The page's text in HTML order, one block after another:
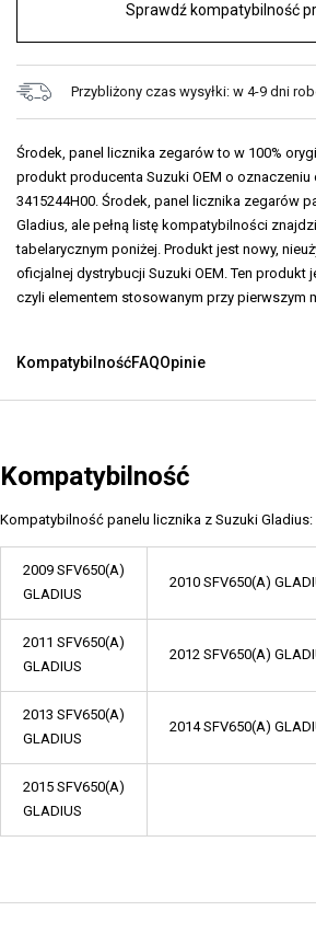
Sprawdź kompatybilność
Przybliżony czas wysyłki: w 4-9 dni
Środek, panel licznika zegarów to w 100%
produkt producenta Suzuki OEM o oznaczeniu
3415244H00. Środek, panel licznika zegarów
Gladius, ale pełną listę kompatybilności
tabelarycznym poniżej. Produkt jest nowy,
oficjalnej dystrybucji Suzuki OEM. Ten produkt
czyli elementem stosowanym przy pierwszym
KompatybilnośćFAQOpinie
Kompatybilność
Kompatybilność panelu licznika z Suzuki Gladius:
2009 SFV650(A)
GLADIUS
2010 SFV650(A)
2011 SFV650(A)
GLADIUS
2012 SFV650(A)
2013 SFV650(A)
GLADIUS
2014 SFV650(A)
2015 SFV650(A)
GLADIUS